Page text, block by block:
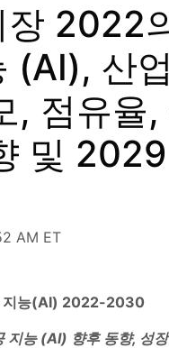
장 2022
(AI), 산
, 점유율,
및
AM ET
지능(AI) 2022-2030
지능 (AI) 향후 동향, 성